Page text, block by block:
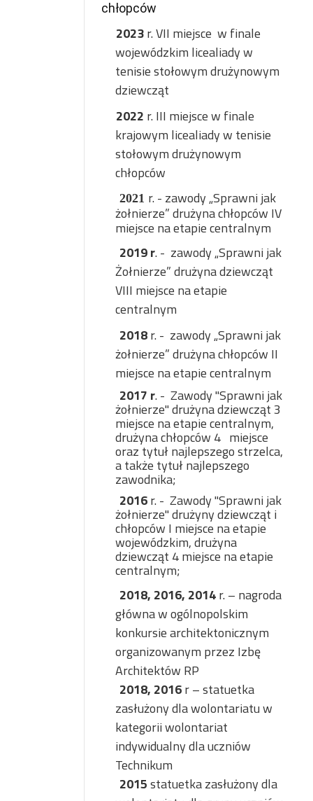
chłopców
2023r. VII miejsce w finale
wojewódzkim licealiady w
tenisie stołowym drużynowym
dziewcząt
2022 r. III miejsce w finale
krajowym licealiady w tenisie
stołowym drużynowym
chłopców
2021 r. - zawody „Sprawni jak
żołnierze” drużyna chłopców IV
miejsce na etapie centralnym
2019 r. - zawody „Sprawni jak
Żołnierze” drużyna dziewcząt
VIII miejsce na etapie
centralnym
2018r. - zawody „Sprawni jak
żołnierze” drużyna chłopców II
miejsce na etapie centralnym
2017 r. - Zawody "Sprawni jak
żołnierze" drużyna dziewcząt 3
miejsce na etapie centralnym,
drużyna chłopców 4 miejsce
oraz tytuł najlepszego strzelca,
a także tytuł najlepszego
zawodnika;
2016r. - Zawody "Sprawni jak
żołnierze" drużyny dziewcząt i
chłopców I miejsce na etapie
wojewódzkim, drużyna
dziewcząt 4 miejsce na etapie
centralnym;
2018, 2016, 2014r. – nagroda
główna w ogólnopolskim
konkursie architektonicznym
organizowanym przez Izbę
Architektów RP
2018, 2016r – statuetka
zasłużony dla wolontariatu w
kategorii wolontariat
indywidualny dla uczniów
Technikum
2015statuetka zasłużony dla